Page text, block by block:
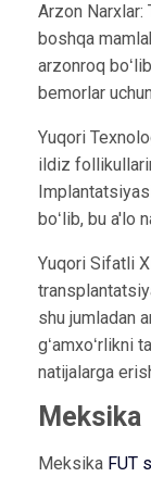
Arzon
boshqa
arzonroq
bemorlar
Yuqori
ildiz
boʻlib, bu a'lo
Yuqori Sifatli
shu jumladan
gʻamxoʻrlikni
natijalarga
Meksika
Meksika FUT